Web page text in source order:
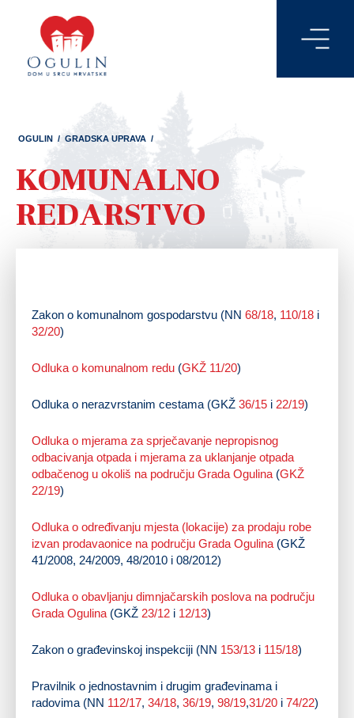
OGULIN / GRADSKA UPRAVA /
KOMUNALNO
REDARSTVO
Zakon o komunalnom gospodarstvu (NN 68/18, 110/18 i
32/20)
Odluka o komunalnom redu (GKŽ 11/20)
Odluka o nerazvrstanim cestama (GKŽ 36/15 i 22/19)
Odluka o mjerama za sprječavanje nepropisnog
odbacivanja otpada i mjerama za uklanjanje otpada
odbačenog u okoliš na području Grada Ogulina (GKŽ
22/19)
Odluka o određivanju mjesta (lokacije) za prodaju robe
izvan prodavaonice na području Grada Ogulina (GKŽ
41/2008, 24/2009, 48/2010 i 08/2012)
Odluka o obavljanju dimnjačarskih poslova na području
Grada Ogulina (GKŽ 23/12 i 12/13)
Zakon o građevinskoj inspekciji (NN 153/13 i 115/18)
Pravilnik o jednostavnim i drugim građevinama i
radovima (NN 112/17, 34/18, 36/19, 98/19,31/20 i 74/22)